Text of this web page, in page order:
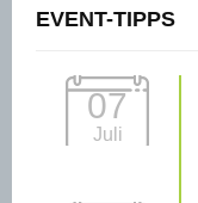
EVENT-TIPPS
07
Juli